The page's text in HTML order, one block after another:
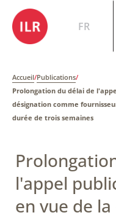
FR
Accueil/Publications/
Prolongation du délai de
désignation comme
durée de trois semaines
l'appel
en vue de